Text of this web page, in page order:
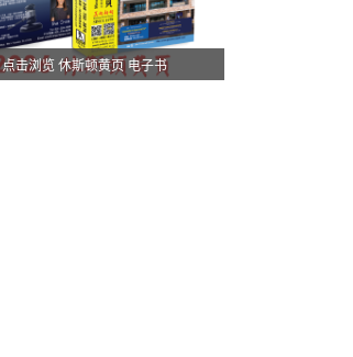
点击浏览 休斯顿黄页 电子书